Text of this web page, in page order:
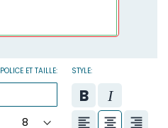
POLICE ET TAILLE: STYLE: